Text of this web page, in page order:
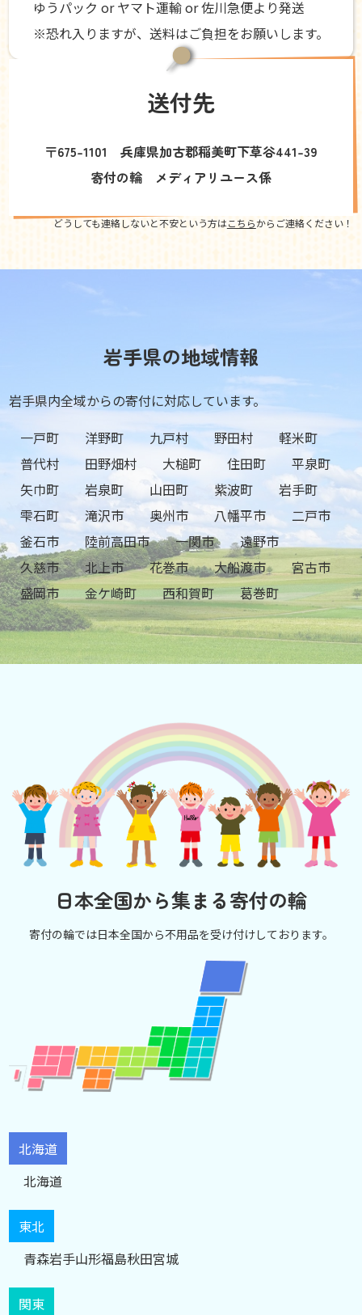
ゆうパック or ヤマト運輸 or 佐川急便より発送
※恐れ入りますが、送料はご負担をお願いします。
送付先
〒675-1101 兵庫県加古郡稲美町下草谷441-39
寄付の輪 メディアリユース係
どうしても連絡しないと不安という方はこちらからご連絡ください！
岩手県の地域情報
岩手県内全域からの寄付に対応しています。
一戸町
洋野町 九戸村 野田村
軽米町
普代村
田野畑村 大槌町 住田町
平泉町
矢巾町
岩泉町 山田町 紫波町
岩手町
雫石町
滝沢市 奥州市 八幡平市
二戸市
釜石市
陸前高田市 一関市
遠野市
久慈市
北上市 花巻市 大船渡市
宮古市
盛岡市
金ケ崎町 西和賀町 葛巻町
日本全国から集まる寄付の輪
寄付の輪では日本全国から不用品を受け付けしております。
北海道
北海道
東北
青森岩手山形福島秋田宮城
関東